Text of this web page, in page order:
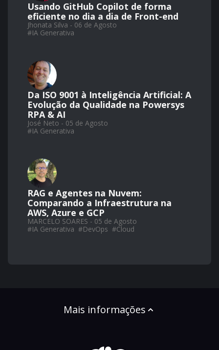
Usando GitHub Copilot de forma
eficiente no dia a dia de Front-end
Jhonata Silva - 06 de Agosto
#IA Generativa
Da ISO 9001 à Inteligência Artificial: A
Evolução da Qualidade na Powersys
RPA & AI
José Neto - 05 de Agosto
#IA Generativa
RAG e Agentes na Nuvem:
Comparando a Infraestrutura na
AWS, Azure e GCP
MARCELO SOARES - 05 de Agosto
#IA Generativa #DevOps #Cloud
Mais informações